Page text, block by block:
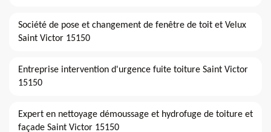
Société de pose et changement de fenêtre de toit et Velux
Saint Victor 15150
Entreprise intervention d'urgence fuite toiture Saint Victor
15150
Expert en nettoyage démoussage et hydrofuge de toiture et
façade Saint Victor 15150